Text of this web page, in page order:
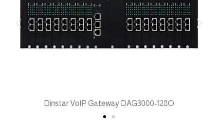
Dinstar VoIP Gateway DAG3000-128O